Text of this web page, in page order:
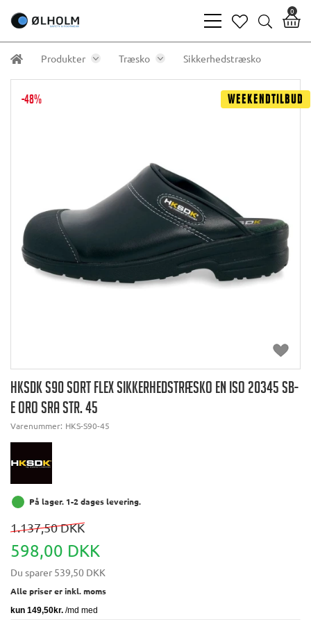
bars
light
heart
search
0
Produkter Træsko Sikkerhedstræsko
-48% Weekendtilbud
HKSDK S90 SORT FLEX SIKKERHEDSTRÆSKO EN ISO 20345 SB-
E ORO SRA STR. 45
Varenummer: HKS-S90-45
På lager. 1-2 dages levering.
1.137,50 DKK
598,00 DKK
Du sparer 539,50 DKK
Alle priser er inkl. moms